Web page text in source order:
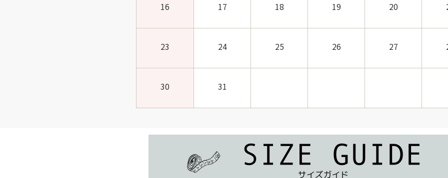
16 17 18 19 20
23 24 25 26 27
30 31